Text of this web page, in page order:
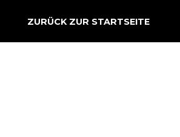
ZURÜCK ZUR STARTSEITE